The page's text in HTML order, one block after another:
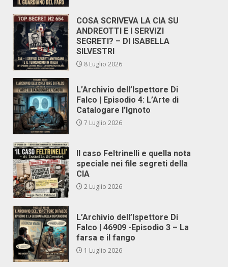
COSA SCRIVEVA LA CIA SU
ANDREOTTI E I SERVIZI
SEGRETI? – DI ISABELLA
SILVESTRI
8 Luglio 2026
L’Archivio dell’Ispettore Di
Falco | Episodio 4: L’Arte di
Catalogare l’Ignoto
7 Luglio 2026
Il caso Feltrinelli e quella nota
speciale nei file segreti della
CIA
2 Luglio 2026
L’Archivio dell’Ispettore Di
Falco | 46909 -Episodio 3 – La
farsa e il fango
1 Luglio 2026